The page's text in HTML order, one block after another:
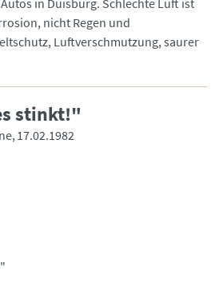
in Duisburg. Schlechte Luft ist
nicht Regen und
Luftverschmutzung, saurer
stinkt!"
17.02.1982